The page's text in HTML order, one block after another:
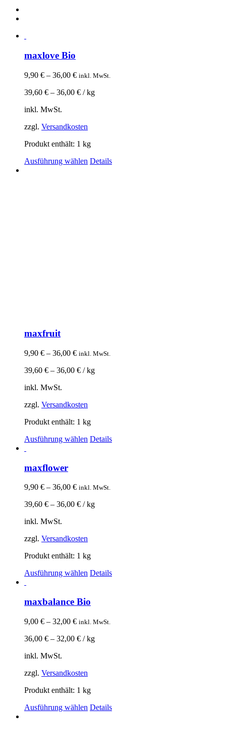
maxlove Bio
9,90 € – 36,00 € inkl. MwSt.
39,60 € – 36,00 € /kg
inkl. MwSt.
zzgl. Versandkosten
Produkt enthält: 1 kg
Ausführung wählen Details
maxfruit
9,90 € – 36,00 € inkl. MwSt.
39,60 € – 36,00 € /kg
inkl. MwSt.
zzgl. Versandkosten
Produkt enthält: 1 kg
Ausführung wählen Details
maxflower
9,90 € – 36,00 € inkl. MwSt.
39,60 € – 36,00 € /kg
inkl. MwSt.
zzgl. Versandkosten
Produkt enthält: 1 kg
Ausführung wählen Details
maxbalance Bio
9,00 € – 32,00 € inkl. MwSt.
36,00 € – 32,00 € /kg
inkl. MwSt.
zzgl. Versandkosten
Produkt enthält: 1 kg
Ausführung wählen Details